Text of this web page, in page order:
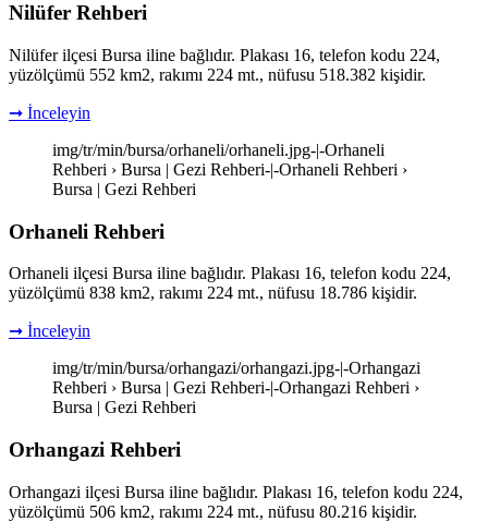
Nilüfer Rehberi
Nilüfer ilçesi Bursa iline bağlıdır. Plakası 16, telefon kodu 224,
yüzölçümü 552 km2, rakımı 224 mt., nüfusu 518.382 kişidir.
➞ İnceleyin
img/tr/min/bursa/orhaneli/orhaneli.jpg-|-Orhaneli
Rehberi › Bursa | Gezi Rehberi-|-Orhaneli Rehberi ›
Bursa | Gezi Rehberi
Orhaneli Rehberi
Orhaneli ilçesi Bursa iline bağlıdır. Plakası 16, telefon kodu 224,
yüzölçümü 838 km2, rakımı 224 mt., nüfusu 18.786 kişidir.
➞ İnceleyin
img/tr/min/bursa/orhangazi/orhangazi.jpg-|-Orhangazi
Rehberi › Bursa | Gezi Rehberi-|-Orhangazi Rehberi ›
Bursa | Gezi Rehberi
Orhangazi Rehberi
Orhangazi ilçesi Bursa iline bağlıdır. Plakası 16, telefon kodu 224,
yüzölçümü 506 km2, rakımı 224 mt., nüfusu 80.216 kişidir.